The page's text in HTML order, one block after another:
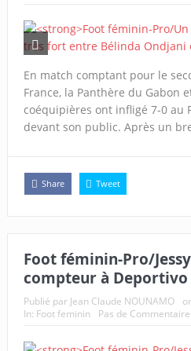
En match comptant pour le
France, la Panthère du Gabon
coéquipières ont infligé 7-0 au
devant son public. Après un
Share Tweet
Foot féminin-Pro/
compteur à Deportivo
Publié par Jean Claude NOUNAMO
In: Foot feminin Pas de